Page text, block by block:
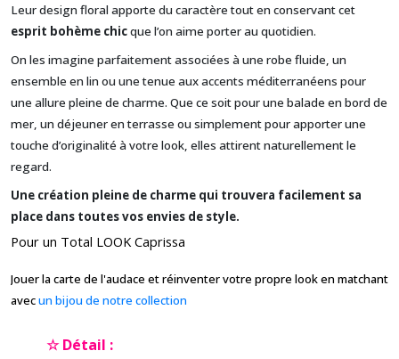
Leur design floral apporte du caractère tout en conservant cet
esprit bohème chicque l’on aime porter au quotidien.
On les imagine parfaitement associées à une robe fluide, un
ensemble en lin ou une tenue aux accents méditerranéens pour
une allure pleine de charme. Que ce soit pour une balade en bord de
mer, un déjeuner en terrasse ou simplement pour apporter une
touche d’originalité à votre look, elles attirent naturellement le
regard.
Une création pleine de charme qui trouvera facilement sa
place dans toutes vos envies de style.
Pour un Total LOOK Caprissa
Jouer la carte de l'audace et réinventer votre propre look en matchant
avecun bijou de notre collection
☆ Détail :